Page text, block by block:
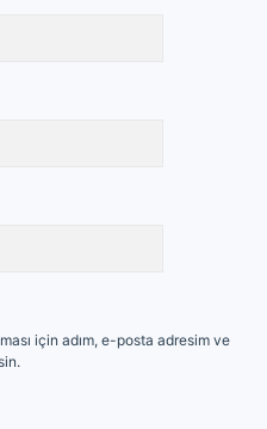
için adım, e-posta adresim ve